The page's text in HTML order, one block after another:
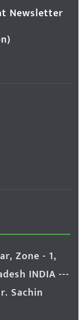
Newsletter
Zone - 1,
INDIA ---
Sachin